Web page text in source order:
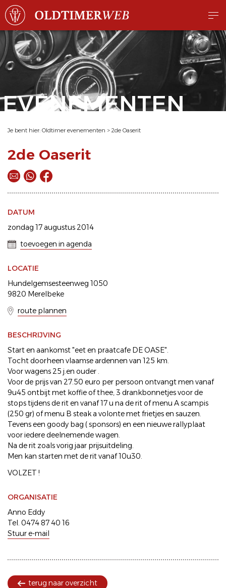
EVENEMENTEN
Je bent hier: Oldtimer evenementen > 2de Oaserit
2de Oaserit
DATUM
zondag 17 augustus 2014
toevoegen in agenda
LOCATIE
Hundelgemsesteenweg 1050
9820 Merelbeke
route plannen
BESCHRIJVING
Start en aankomst "eet en praatcafe DE OASE".
Tocht doorheen vlaamse ardennen van 125 km.
Voor wagens 25 j.en ouder .
Voor de prijs van 27.50 euro per persoon ontvangt men vanaf
9u45 ontbijt met koffie of thee, 3 drankbonnetjes voor de
stops tijdens de rit en vanaf 17 u na de rit of menu A scampis
(250 gr) of menu B steak a volonte met frietjes en sauzen.
Tevens een goody bag ( sponsors) en een nieuwe rallyplaat
voor iedere deelnemende wagen.
Na de rit zoals vorig jaar prijsuitdeling.
Men kan starten met de rit vanaf 10u30.
VOLZET !
ORGANISATIE
Anno Eddy
Tel. 0474 87 40 16
Stuur e-mail
terug naar overzicht